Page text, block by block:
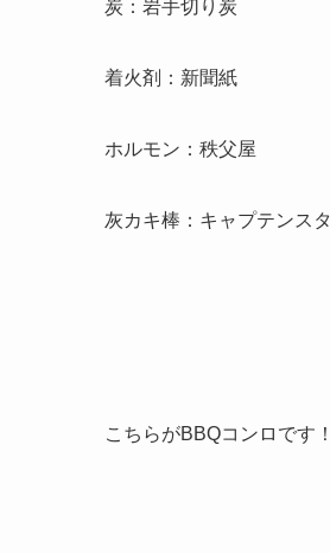
炭：岩手切り炭
着火剤：新聞紙
ホルモン：秩父屋
灰カキ棒：キャプテンス
こちらがBBQコンロです